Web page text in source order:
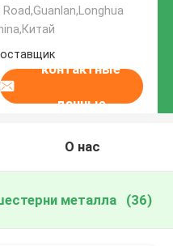
контактные
данные
О нас
металла (36)